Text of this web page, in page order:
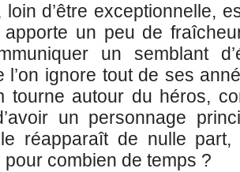
loin d’être exceptionnelle,
apporte un peu de
un semblant
l’on ignore tout de ses
tourne autour du héros,
un personnage
réapparaît de nulle
pour combien de temps ?